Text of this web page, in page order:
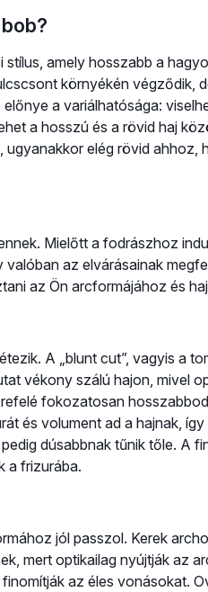
amely hosszabb a
környékén végződik,
a variálhatósága:
a hosszú és a rövid haj
elég rövid ahhoz,
Mielőtt a fodrászhoz
az elvárásainak
az Ön arcformájához és
A „blunt cut”, vagyis a
vékony szálú hajon, mivel
fokozatosan
és volument ad a hajnak,
dúsabbnak tűnik tőle. A
a frizurába.
jól passzol. Kerek
mert optikailag nyújtják az
az éles vonásokat.